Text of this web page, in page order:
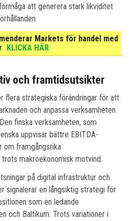
att generera stark likviditet
Markets för handel med
KLICKA HÄR
och framtidsutsikter
flera strategiska förändringar för att
och anpassa verksamheten
finska verksamheten, som
uppvisar bättre EBITDA-
om framgångsrika
makroekonomisk motvind.
på digital infrastruktur och
signalerar en långsiktig strategi för
som en ledande
och Baltikum. Trots variationer i